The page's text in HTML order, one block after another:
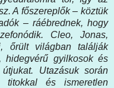
A főszereplők – köztük
– ráébrednek, hogy
Cleo, Jonas,
őrült világban találják
hidegvérű gyilkosok és
Utazásuk során
titokkal és ismeretlen